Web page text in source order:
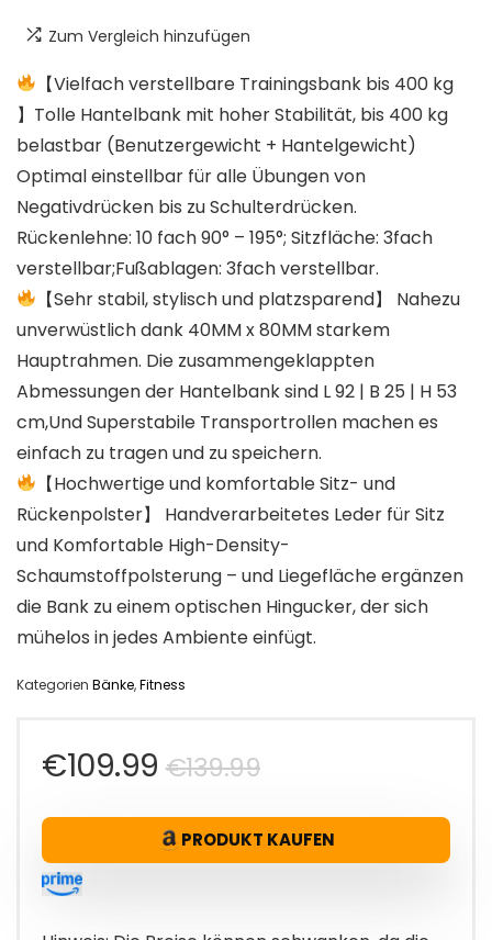
Zum Vergleich hinzufügen
【Vielfach verstellbare Trainingsbank bis 400 kg
】Tolle Hantelbank mit hoher Stabilität, bis 400 kg
belastbar (Benutzergewicht + Hantelgewicht)
Optimal einstellbar für alle Übungen von
Negativdrücken bis zu Schulterdrücken.
Rückenlehne: 10 fach 90° – 195°; Sitzfläche: 3fach
verstellbar;Fußablagen: 3fach verstellbar.
【Sehr stabil, stylisch und platzsparend】 Nahezu
unverwüstlich dank 40MM x 80MM starkem
Hauptrahmen. Die zusammengeklappten
Abmessungen der Hantelbank sind L 92 | B 25 | H 53
cm,Und Superstabile Transportrollen machen es
einfach zu tragen und zu speichern.
【Hochwertige und komfortable Sitz- und
Rückenpolster】 Handverarbeitetes Leder für Sitz
und Komfortable High-Density-
Schaumstoffpolsterung – und Liegefläche ergänzen
die Bank zu einem optischen Hingucker, der sich
mühelos in jedes Ambiente einfügt.
Kategorien Bänke,Fitness
€139.99Ursprünglicher
Preis
war:
€109.99
Aktueller
Preis
ist:
PRODUKT KAUFEN